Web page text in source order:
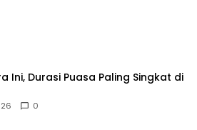
Ini, Durasi Puasa Paling Singkat di
0